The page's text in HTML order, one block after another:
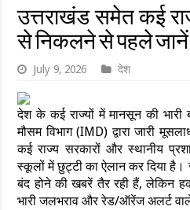
उत्तराखंड समेत कई
से निकलने से पहले जानें
July 9, 2026 देश
देश के कई राज्यों में मानसून की
मौसम विभाग (IMD) द्वारा जारी
कई राज्य सरकारों और स्थानीय
स्कूलों में छुट्टी का ऐलान कर दिया
बंद होने की खबरें तैर रही हैं,
भारी जलभराव और रेड/ऑरेंज अलर्ट वाले